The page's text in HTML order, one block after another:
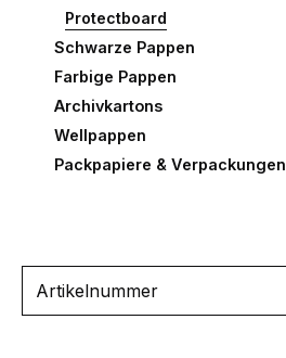
Protectboard
Schwarze Pappen
Farbige Pappen
Archivkartons
Wellpappen
Packpapiere & Verpackungen